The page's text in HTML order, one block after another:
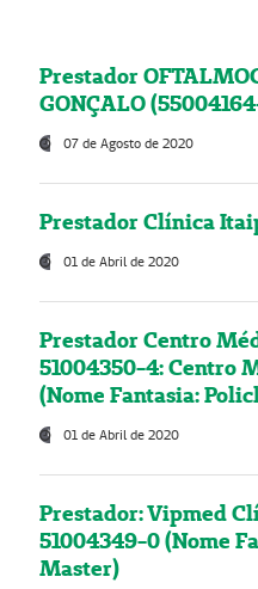
Prestador
GONÇALO
07 de Agosto de 2020
Prestador Clínica
01 de Abril de 2020
Prestador Centro
51004350-4: Centro
(Nome Fantasia:
01 de Abril de 2020
Prestador: Vipmed
51004349-0 (Nome
Master)